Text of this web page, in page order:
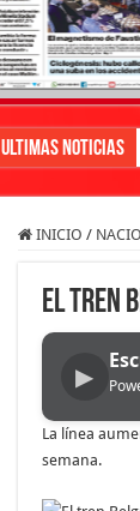
Ultimas Noticias
INICIO /
El tren
▶
La línea
semana.